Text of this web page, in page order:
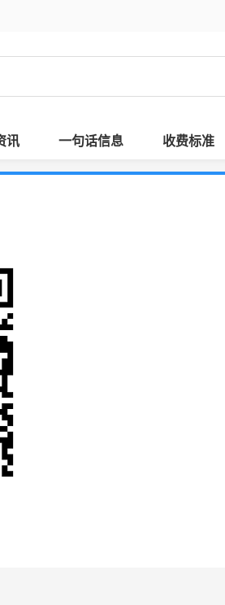
讯 一句话信息 收费标准